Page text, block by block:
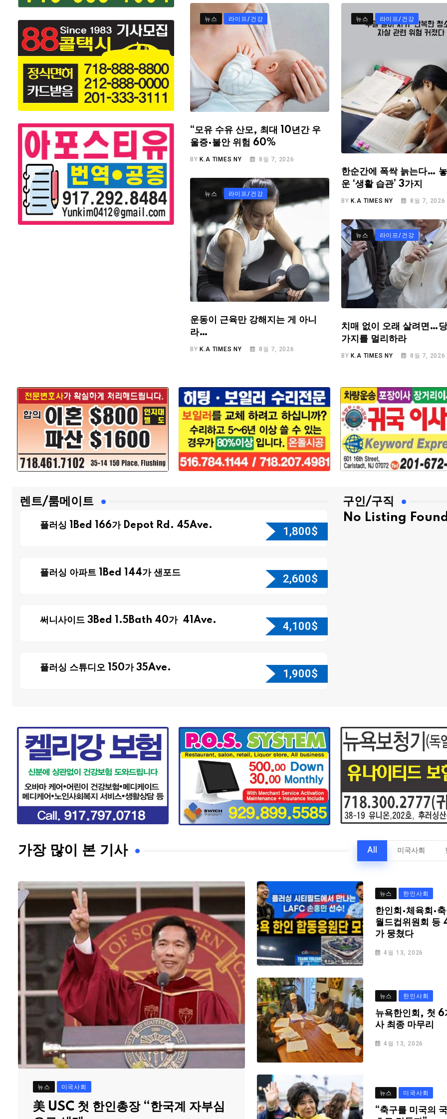
뉴스 라이프/건강
“모유 수유 산모, 최대 10년간 우
울증·불안 위험 60%
BYK.A TIMES NY 8월 7, 2026
뉴스 라이프/건강
한순간에 폭싹 늙는다…
운 ‘생활 습관’ 3가지
BY K.A TIMES NY 8월 7, 2026
뉴스 라이프/건강
운동이 근육만 강해지는 게 아니
라…
BY K.A TIMES NY 8월 7, 2026
뉴스 라이프/건강
치매 없이 오래 살려면…
가지를 멀리하라
BYK.A TIMES NY 8월 7, 2026
렌트/룸메이트
플러싱 1Bed 166가 Depot Rd. 45Ave. 1,800$
플러싱 아파트 1Bed 144가 샌포드 2,600$
써니사이드 3Bed 1.5Bath 40가 41Ave. 4,100$
플러싱 스튜디오 150가 35Ave. 1,900$
구인/구직
No Listing
가장 많이 본 기사 All 미국사회
뉴스 미국사회
美 USC 첫 한인총장 “한국계 자부심
뉴스 한인사회
한인회·체육회·
월드컵위원회 등
가 뭉쳤다
4월 13, 2026
뉴스 한인사회
뉴욕한인회, 첫 6
사 최종 마무리
4월 13, 2026
뉴스 미국사회
“축구를 미국의